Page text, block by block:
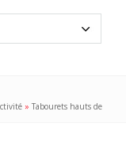
» Tabourets hauts de